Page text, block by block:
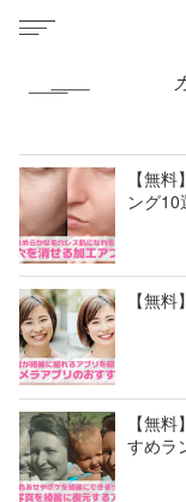
【無
ング10
【無
【無
すめラ